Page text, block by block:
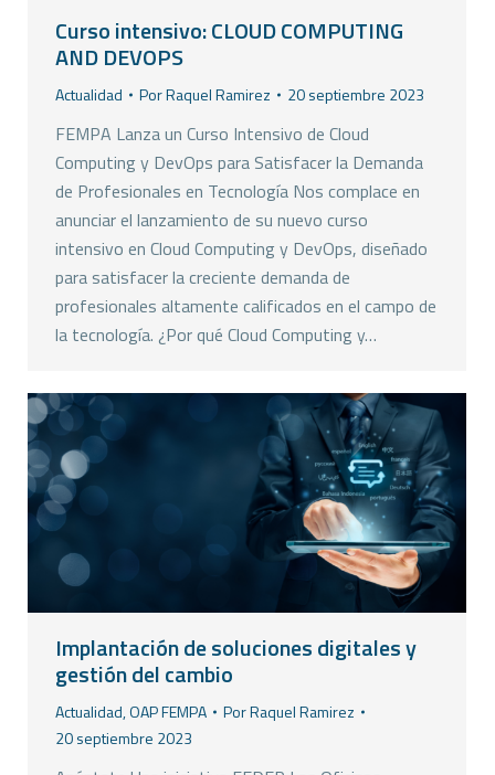
Curso intensivo: CLOUD COMPUTING
AND DEVOPS
Actualidad PorRaquel Ramirez 20 septiembre 2023
FEMPA Lanza un Curso Intensivo de Cloud
Computing y DevOps para Satisfacer la Demanda
de Profesionales en Tecnología Nos complace en
anunciar el lanzamiento de su nuevo curso
intensivo en Cloud Computing y DevOps, diseñado
para satisfacer la creciente demanda de
profesionales altamente calificados en el campo de
la tecnología. ¿Por qué Cloud Computing y…
Implantación de soluciones digitales y
gestión del cambio
Actualidad,OAP FEMPA PorRaquel Ramirez
20 septiembre 2023